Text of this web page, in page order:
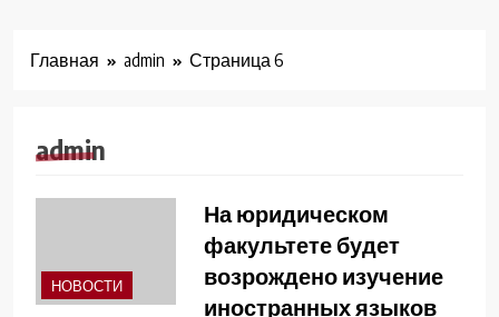
Главная admin Страница 6
admin
НОВОСТИ
На юридическом
факультете будет
возрождено изучение
иностранных языков